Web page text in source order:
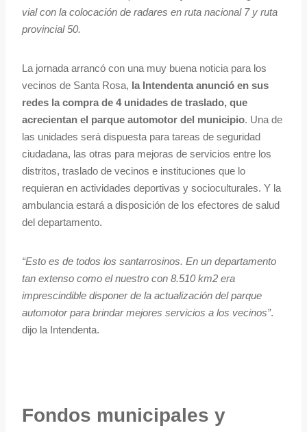
vial con la colocación de radares en ruta nacional 7 y ruta
provincial 50.
La jornada arrancó con una muy buena noticia para los
vecinos de Santa Rosa, la Intendenta anunció en sus
redes la compra de 4 unidades de traslado, que
acrecientan el parque automotor del municipio. Una de
las unidades será dispuesta para tareas de seguridad
ciudadana, las otras para mejoras de servicios entre los
distritos, traslado de vecinos e instituciones que lo
requieran en actividades deportivas y socioculturales. Y la
ambulancia estará a disposición de los efectores de salud
del departamento.
“Esto es de todos los santarrosinos. En un departamento
tan extenso como el nuestro con 8.510 km2 era
imprescindible disponer de la actualización del parque
automotor para brindar mejores servicios a los vecinos”.
dijo la Intendenta.
Fondos municipales y